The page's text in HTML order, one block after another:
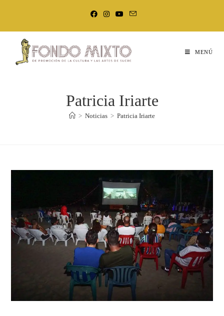
MENÚ
Patricia Iriarte
> Noticias > Patricia Iriarte